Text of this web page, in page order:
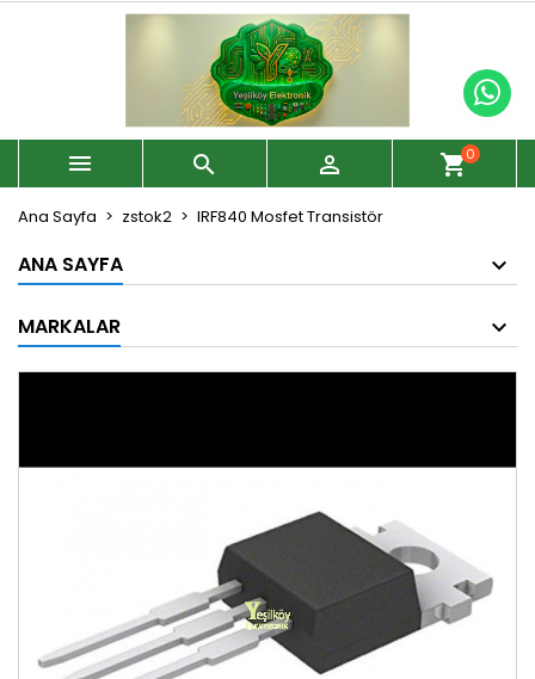
   shopping_cart0
Ana Sayfa zstok2 IRF840 Mosfet Transistör
ANA SAYFA
MARKALAR